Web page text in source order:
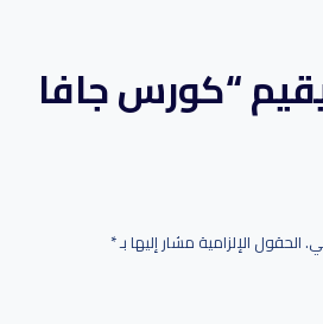
“كورس جافا
الحقول الإلزامية مشار إليها بـ*